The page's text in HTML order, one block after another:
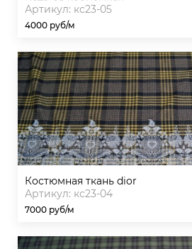
Артикул: кс23-05
4000 руб/м
костюмная ткань dior
Артикул: кс23-04
7000 руб/м